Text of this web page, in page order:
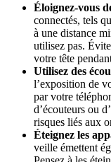
Éloignez-vous
connectés, tels
à une distance
utilisez pas.
votre tête
Utilisez des
l’exposition de
par votre
d’écouteurs ou
risques liés aux
Éteignez les
veille émettent